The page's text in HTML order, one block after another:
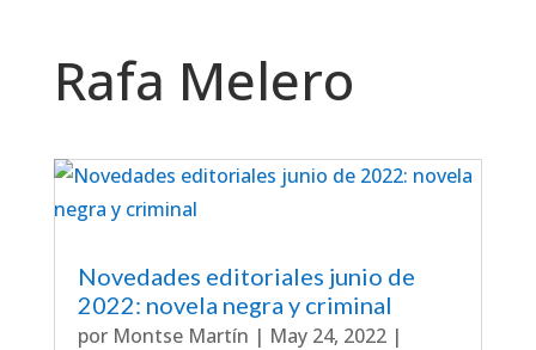
Rafa Melero
Novedades editoriales junio de
2022: novela negra y criminal
por Montse Martín | May 24, 2022|